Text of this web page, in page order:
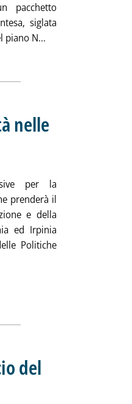
pacchetto
siglata
piano N...
nelle
per la
prenderà il
e della
ed Irpinia
Politiche
del
per l'Osservatorio permanente di